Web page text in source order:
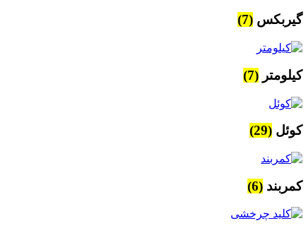
گیربکس (7)
کیلومتر (7)
کوئل (29)
کمربند (6)